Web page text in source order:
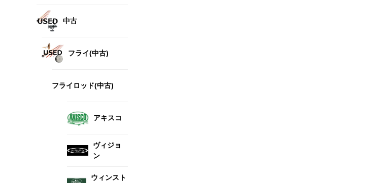
中古
フライ(中古)
フライロッド(中古)
アキスコ
ヴィジョ
ン
ウィンスト